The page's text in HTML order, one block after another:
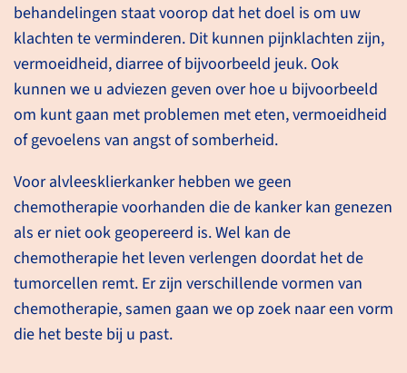
behandelingen staat voorop dat het doel is om uw
klachten te verminderen. Dit kunnen pijnklachten zijn,
vermoeidheid, diarree of bijvoorbeeld jeuk. Ook
kunnen we u adviezen geven over hoe u bijvoorbeeld
om kunt gaan met problemen met eten, vermoeidheid
of gevoelens van angst of somberheid.
Voor alvleesklierkanker hebben we geen
chemotherapie voorhanden die de kanker kan genezen
als er niet ook geopereerd is. Wel kan de
chemotherapie het leven verlengen doordat het de
tumorcellen remt. Er zijn verschillende vormen van
chemotherapie, samen gaan we op zoek naar een vorm
die het beste bij u past.
terug naar het zorgpad
Doel van de
behandeling
Alvleesklierkanker wordt vaak
pas laat ontdekt. Vaak is de
tumor dan al groot of
uitgezaaid. Behandelingen
kunnen met verschillende
doelen gebeuren: curatief (op
genezing gericht) of palliatief